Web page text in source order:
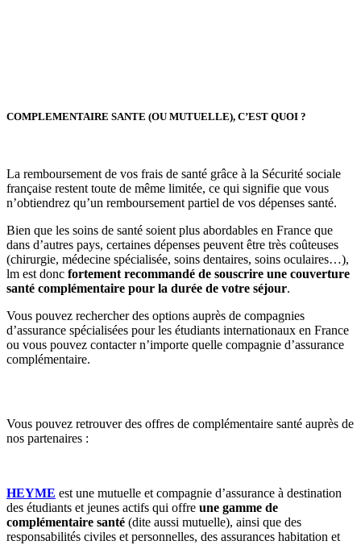
COMPLEMENTAIRE SANTE (OU MUTUELLE), C’EST QUOI ?
La remboursement de vos frais de santé grâce à la Sécurité sociale
française restent toute de même limitée, ce qui signifie que vous
n’obtiendrez qu’un remboursement partiel de vos dépenses santé.
Bien que les soins de santé soient plus abordables en France que
dans d’autres pays, certaines dépenses peuvent être très coûteuses
(chirurgie, médecine spécialisée, soins dentaires, soins oculaires…),
lm est donc fortement recommandé de souscrire une couverture
santé complémentaire pour la durée de votre séjour.
Vous pouvez rechercher des options auprès de compagnies
d’assurance spécialisées pour les étudiants internationaux en France
ou vous pouvez contacter n’importe quelle compagnie d’assurance
complémentaire.
Vous pouvez retrouver des offres de complémentaire santé auprès de
nos partenaires :
HEYME est une mutuelle et compagnie d’assurance à destination
des étudiants et jeunes actifs qui offre une gamme de
complémentaire santé (dite aussi mutuelle), ainsi que des
responsabilités civiles et personnelles, des assurances habitation et